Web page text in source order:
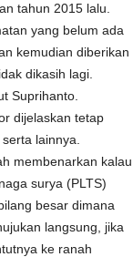
tahun 2015 lalu.
yang belum ada
kemudian diberikan
dikasih lagi.
Suprihanto.
dijelaskan tetap
lainnya.
membenarkan kalau
surya (PLTS)
besar dimana
langsung, jika
ke ranah